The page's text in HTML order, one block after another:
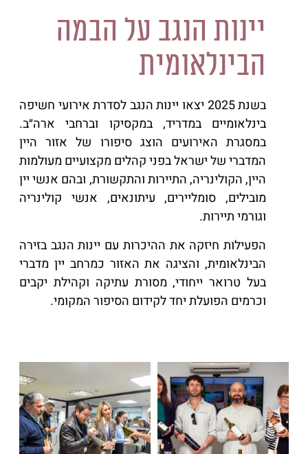
יינות הנגב על הבמה
הבינלאומית
בשנת 2025 יצאו יינות הנגב לסדרת אירועי חשיפה
בינלאומיים במדריד, במקסיקו וברחבי ארה״ב.
במסגרת האירועים הוצג סיפורו של אזור היין
המדברי של ישראל בפני קהלים מקצועיים מעולמות
היין, הקולינריה, התיירות והתקשורת, ובהם אנשי יין
מובילים, סומליירים, עיתונאים, אנשי קולינריה
וגורמי תיירות.
הפעילות חיזקה את ההיכרות עם יינות הנגב בזירה
הבינלאומית, והציגה את האזור כמרחב יין מדברי
בעל טרואר ייחודי, מסורת עתיקה וקהילת יקבים
וכרמים הפועלת יחד לקידום הסיפור המקומי.